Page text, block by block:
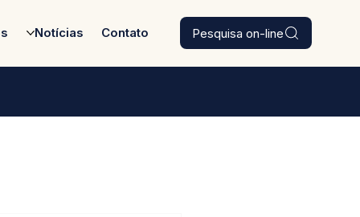
Pesquisa on-line
Notícias Contato